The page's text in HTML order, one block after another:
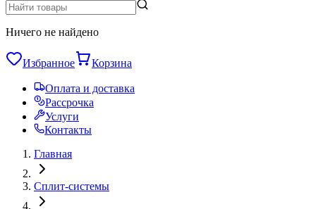
Ничего не найдено
Избранное Корзина
Оплата и доставка
Рассрочка
Услуги
Контакты
Главная
Сплит-системы